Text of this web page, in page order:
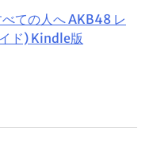
ての人へ AKB48 レ
ド) Kindle版